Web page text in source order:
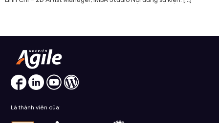
Là thành viên của: